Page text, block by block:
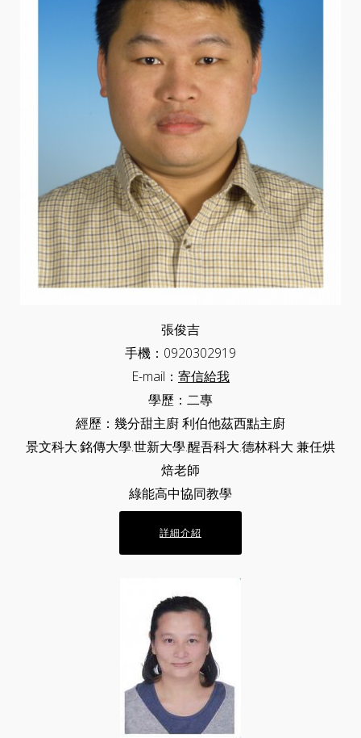
張俊吉
手機：0920302919
E-mail： 寄信給我
學歷：二專
經歷：幾分甜主廚 利伯他茲西點主廚
景文科大.銘傳大學.世新大學.醒吾科大.德林科大 兼任烘
焙老師
綠能高中協同教學
詳細介紹